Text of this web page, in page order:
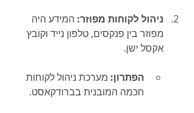
ניהול לקוחות מפוזר: המידע היה
מפוזר בין פנקסים, טלפון נייד וקובץ
אקסל ישן.
הפתרון: מערכת ניהול לקוחות
חכמה המובנית בברודקאסט.